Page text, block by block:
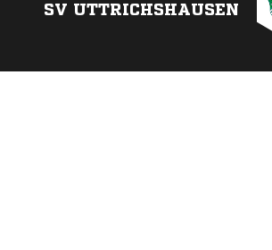
SV UTTRICHSHAUSEN